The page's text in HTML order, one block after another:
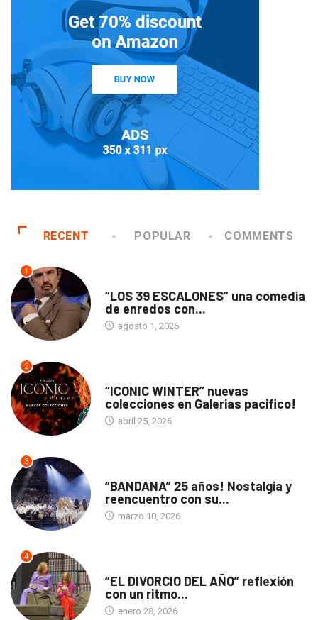
RECENT POPULAR COMMENTS
1
“LOS 39 ESCALONES” una comedia
de enredos con...
agosto 1, 2026
2
“ICONIC WINTER” nuevas
colecciones en Galerias pacifico!
abril 25, 2026
3
“BANDANA” 25 años! Nostalgia y
reencuentro con su...
marzo 10, 2026
4
“EL DIVORCIO DEL AÑO” reflexión
con un ritmo...
enero 28, 2026